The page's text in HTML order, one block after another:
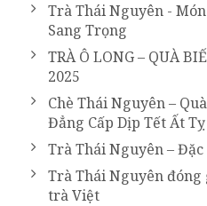
Trà Thái Nguyên -
Sang Trọng
TRÀ Ô LONG – QUÀ
2025
Chè Thái Nguyên –
Đẳng Cấp Dịp Tết Ất Tỵ
Trà Thái Nguyên –
Trà Thái Nguyên
trà Việt